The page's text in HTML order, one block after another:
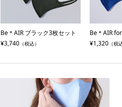
Be＊AIR ブラック3枚セット
¥3,740（税込）
Be＊AIR
¥1,320（税